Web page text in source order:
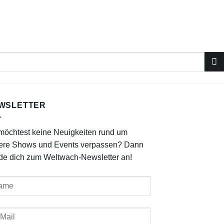
keine Neuigkeiten rund um
Shows und Events verpassen? Dann
dich zum Weltwach-Newsletter an!